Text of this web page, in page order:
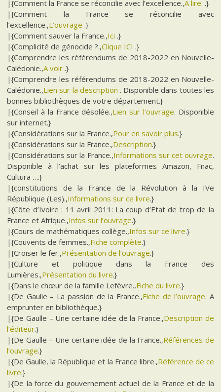
|{Comment la France se réconcilie avec l’excellence.,A lire. .}
|{Comment la France se réconcilie avec
l’excellence.,L’ouvrage .}
|{Comment sauver la France.,Ici .}
|{Complicité de génocide ?.,Clique ICI .}
|{Comprendre les référendums de 2018-2022 en Nouvelle-
Calédonie.,A voir .}
|{Comprendre les référendums de 2018-2022 en Nouvelle-
Calédonie.,Lien sur la description . Disponible dans toutes les
bonnes bibliothèques de votre département.}
|{Conseil à la France désolée.,Lien sur l’ouvrage. Disponible
sur internet.}
|{Considérations sur la France.,Pour en savoir plus.}
|{Considérations sur la France.,Description.}
|{Considérations sur la France.,Informations sur cet ouvrage.
Disponible à l’achat sur les plateformes Amazon, Fnac,
Cultura ….}
|{constitutions de la France de la Révolution à la IVe
République (Les).,Informations sur ce livre.}
|{Côte d’Ivoire : 11 avril 2011: La coup d’Etat de trop de la
France et Afrique.,Infos sur l’ouvrage.}
|{Cours de mathématiques collège.,Infos sur ce livre.}
|{Couvents de femmes.,Fiche complète.}
|{Croiser le fer.,Présentation de l’ouvrage.}
|{Culture et politique dans la France des
Lumières.,Présentation du livre.}
|{Dans le chœur de la famille Lefèvre.,Fiche du livre.}
|{De Gaulle – La passion de la France.,Fiche de l’ouvrage. A
emprunter en bibliothèque.}
|{De Gaulle – Une certaine idée de la France.,Description de
l’éditeur.}
|{De Gaulle – Une certaine idée de la France.,Références de
l’ouvrage.}
|{De Gaulle, la République et la France libre.,Référence de ce
livre.}
|{De la force du gouvernement actuel de la France et de la